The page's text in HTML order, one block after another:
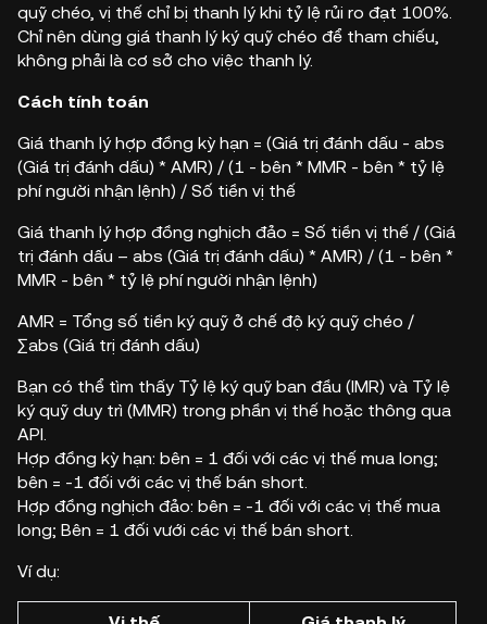
quỹ chéo, vị thế chỉ bị thanh lý khi tỷ lệ rủi ro đạt 100%.
Chỉ nên dùng giá thanh lý ký quỹ chéo để tham chiếu,
không phải là cơ sở cho việc thanh lý.
Cách tính toán
Giá thanh lý hợp đồng kỳ hạn = (Giá trị đánh dấu - abs
(Giá trị đánh dấu) * AMR) / (1 - bên * MMR - bên * tỷ lệ
phí người nhận lệnh) / Số tiền vị thế
Giá thanh lý hợp đồng nghịch đảo = Số tiền vị thế / (Giá
trị đánh dấu – abs (Giá trị đánh dấu) * AMR) / (1 - bên *
MMR - bên * tỷ lệ phí người nhận lệnh)
AMR = Tổng số tiền ký quỹ ở chế độ ký quỹ chéo /
∑abs (Giá trị đánh dấu)
Bạn có thể tìm thấy Tỷ lệ ký quỹ ban đầu (IMR) và Tỷ lệ
ký quỹ duy trì (MMR) trong phần vị thế hoặc thông qua
API.
Hợp đồng kỳ hạn: bên = 1 đối với các vị thế mua long;
bên = -1 đối với các vị thế bán short.
Hợp đồng nghịch đảo: bên = -1 đối với các vị thế mua
long; Bên = 1 đối vưới các vị thế bán short.
Ví dụ: